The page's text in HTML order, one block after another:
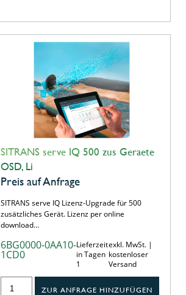
SITRANS serve IQ 500 zus Geraete
OSD, Li
Preis auf Anfrage
SITRANS serve IQ Lizenz-Upgrade für 500
zusätzliches Gerät. Lizenz per online
download…
6BG0000-0AA10-
1CD0
Lieferzeit
in Tagen
1
exkl. MwSt. |
kostenloser
Versand
ZUR ANFRAGE HINZUFÜGEN